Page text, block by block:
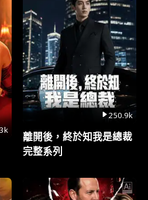
250.9k
離開後，終於知我是總裁
完整系列